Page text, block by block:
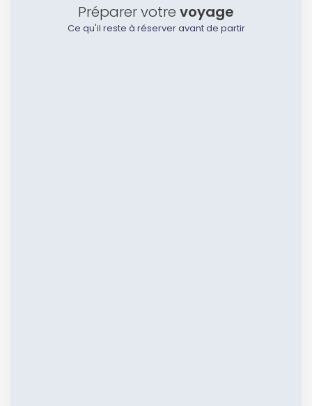
Préparer votre voyage
Ce qu'il reste à réserver avant de partir